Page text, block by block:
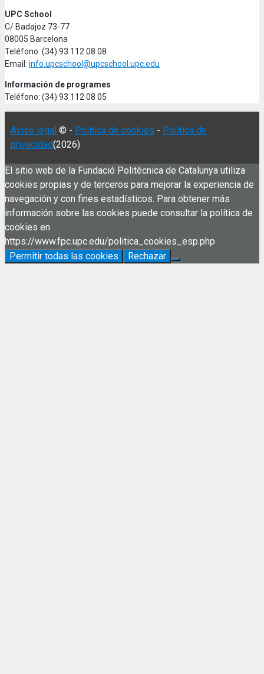
UPC School
C/ Badajoz 73-77
08005 Barcelona
Teléfono: (34) 93 112 08 08
Email: info.upcschool@upcschool.upc.edu
Información de programes
Teléfono: (34) 93 112 08 05
Aviso legal © - Política de cookies - Política de
privacidad(2026)
El sitio web de la Fundació Politècnica de Catalunya utiliza
cookies propias y de terceros para mejorar la experiencia de
navegación y con fines estadísticos. Para obtener más
información sobre las cookies puede consultar la política de
cookies en
https://www.fpc.upc.edu/politica_cookies_esp.php
Permitir todas las cookies
Rechazar